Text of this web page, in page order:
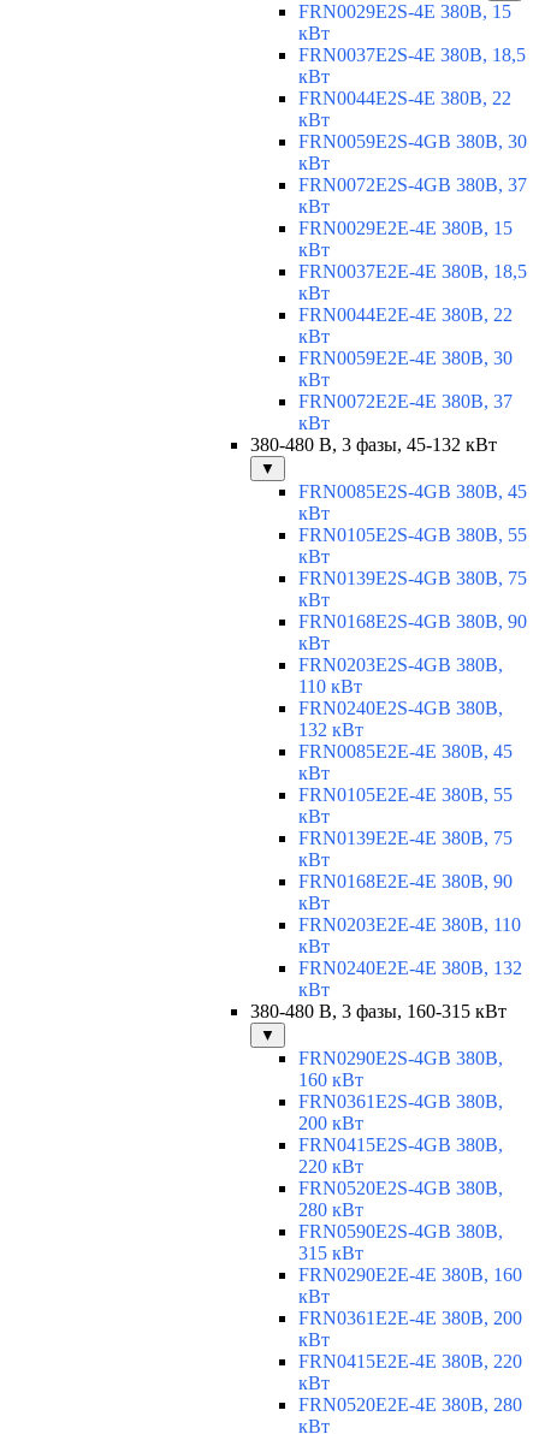
FRN0029E2S-4E 380В, 15
кВт
FRN0037E2S-4E 380В, 18,5
кВт
FRN0044E2S-4E 380В, 22
кВт
FRN0059E2S-4GB 380В, 30
кВт
FRN0072E2S-4GB 380В, 37
кВт
FRN0029E2E-4E 380В, 15
кВт
FRN0037E2E-4E 380В, 18,5
кВт
FRN0044E2E-4E 380В, 22
кВт
FRN0059E2E-4E 380В, 30
кВт
FRN0072E2E-4E 380В, 37
кВт
380-480 В, 3 фазы, 45-132 кВт
▼
FRN0085E2S-4GB 380В, 45
кВт
FRN0105E2S-4GB 380В, 55
кВт
FRN0139E2S-4GB 380В, 75
кВт
FRN0168E2S-4GB 380В, 90
кВт
FRN0203E2S-4GB 380В,
110 кВт
FRN0240E2S-4GB 380В,
132 кВт
FRN0085E2E-4E 380В, 45
кВт
FRN0105E2E-4E 380В, 55
кВт
FRN0139E2E-4E 380В, 75
кВт
FRN0168E2E-4E 380В, 90
кВт
FRN0203E2E-4E 380В, 110
кВт
FRN0240E2E-4E 380В, 132
кВт
380-480 В, 3 фазы, 160-315 кВт
▼
FRN0290E2S-4GB 380В,
160 кВт
FRN0361E2S-4GB 380В,
200 кВт
FRN0415E2S-4GB 380В,
220 кВт
FRN0520E2S-4GB 380В,
280 кВт
FRN0590E2S-4GB 380В,
315 кВт
FRN0290E2E-4E 380В, 160
кВт
FRN0361E2E-4E 380В, 200
кВт
FRN0415E2E-4E 380В, 220
кВт
FRN0520E2E-4E 380В, 280
кВт